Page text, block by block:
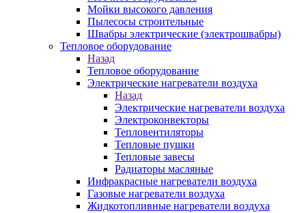
Мойки высокого давления
Пылесосы строительные
Швабры электрические (электрошвабры)
Тепловое оборудование
Назад
Тепловое оборудование
Электрические нагреватели воздуха
Назад
Электрические нагреватели воздуха
Электроконвекторы
Тепловентиляторы
Тепловые пушки
Тепловые завесы
Радиаторы масляные
Инфракрасные нагреватели воздуха
Газовые нагреватели воздуха
Жидкотопливные нагреватели воздуха